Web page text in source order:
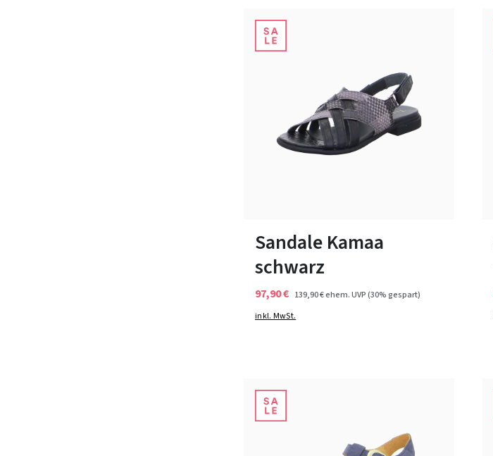
Sandale Kamaa
schwarz
97,90 € 139,90 €ehem. UVP(30% gespart)
inkl. MwSt.